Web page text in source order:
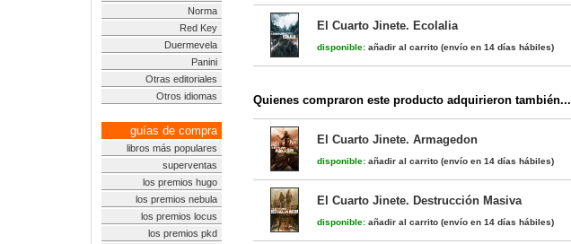
Norma
Red Key
Duermevela
Panini
Otras editoriales
Otros idiomas
guías de compra
libros más populares
superventas
los premios hugo
los premios nebula
los premios locus
los premios pkd
El Cuarto Jinete. Ecolalia
disponible: añadir al carrito (envío en 14 días hábiles)
Quienes compraron este producto adquirieron también...
El Cuarto Jinete. Armagedon
disponible: añadir al carrito (envío en 14 días hábiles)
El Cuarto Jinete. Destrucción Masiva
disponible: añadir al carrito (envío en 14 días hábiles)